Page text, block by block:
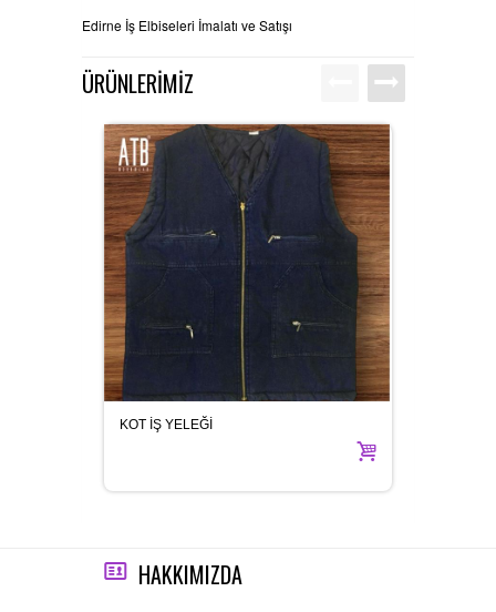
Edirne İş Elbiseleri İmalatı ve Satışı
ÜRÜNLERİMİZ
KOT İŞ YELEĞİ
HAKKIMIZDA